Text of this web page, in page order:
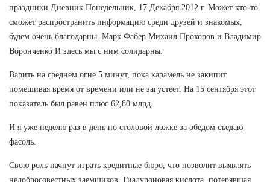
праздники Дневник Понедельник, 17 Декабря 2012 г. Может кто-то
сможет распространить информацию среди друзей и знакомых,
будем очень благодарны. Марк Фабер Михаил Прохоров и Владимир
Воронченко И здесь мы с ним солидарны.
Варить на среднем огне 5 минут, пока карамель не закипит
помешивая время от времени или не загустеет. На 15 сентября этот
показатель был равен плюс 62,80 млрд.
И я уже неделю раз в день по столовой ложке за обедом съедаю
фасоль.
Свою роль начнут играть кредитные бюро, что позволит выявлять
недобросовестных заемщиков. Гиалуроновая кислота, потерявшая